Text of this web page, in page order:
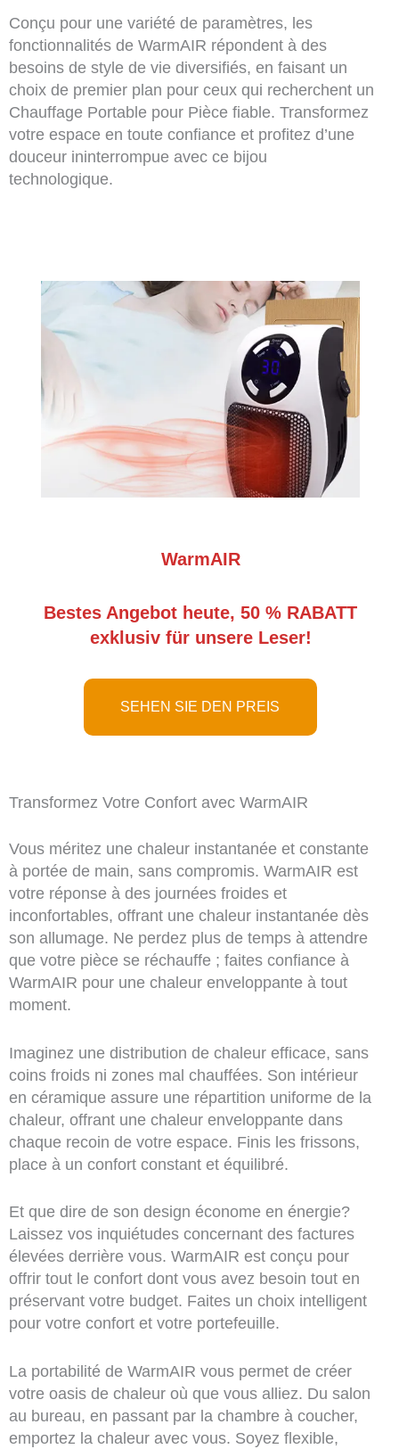
Conçu pour une variété de paramètres, les
fonctionnalités de WarmAIR répondent à des
besoins de style de vie diversifiés, en faisant un
choix de premier plan pour ceux qui recherchent un
Chauffage Portable pour Pièce fiable. Transformez
votre espace en toute confiance et profitez d’une
douceur ininterrompue avec ce bijou
technologique.
WarmAIR
Bestes Angebot heute, 50 % RABATT
exklusiv für unsere Leser!
SEHEN SIE DEN PREIS
Transformez Votre Confort avec WarmAIR
Vous méritez une chaleur instantanée et constante
à portée de main, sans compromis. WarmAIR est
votre réponse à des journées froides et
inconfortables, offrant une chaleur instantanée dès
son allumage. Ne perdez plus de temps à attendre
que votre pièce se réchauffe ; faites confiance à
WarmAIR pour une chaleur enveloppante à tout
moment.
Imaginez une distribution de chaleur efficace, sans
coins froids ni zones mal chauffées. Son intérieur
en céramique assure une répartition uniforme de la
chaleur, offrant une chaleur enveloppante dans
chaque recoin de votre espace. Finis les frissons,
place à un confort constant et équilibré.
Et que dire de son design économe en énergie?
Laissez vos inquiétudes concernant des factures
élevées derrière vous. WarmAIR est conçu pour
offrir tout le confort dont vous avez besoin tout en
préservant votre budget. Faites un choix intelligent
pour votre confort et votre portefeuille.
La portabilité de WarmAIR vous permet de créer
votre oasis de chaleur où que vous alliez. Du salon
au bureau, en passant par la chambre à coucher,
emportez la chaleur avec vous. Soyez flexible,